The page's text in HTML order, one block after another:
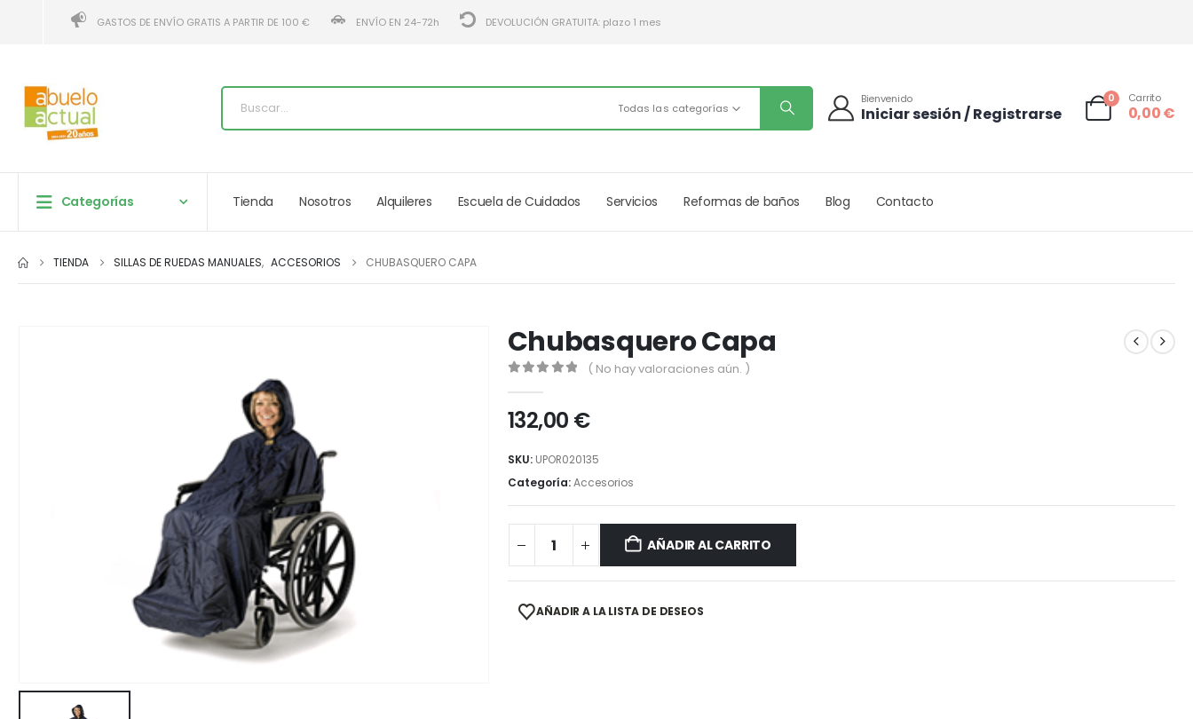
GASTOS DE ENVÍO GRATIS A PARTIR DE 100 € ENVÍO EN 24-72h DEVOLUCIÓN GRATUITA: plazo 1 mes
Todas las categorías
Bienvenido
Iniciar sesión / Registrarse
0 Carrito
0,00€
Categorías Tienda Nosotros Alquileres Escuela de Cuidados Servicios Reformas de baños Blog Contacto
TIENDA SILLAS DE RUEDAS MANUALES, ACCESORIOS CHUBASQUERO CAPA
Chubasquero Capa
( No hay valoraciones aún. )
132,00 €
SKU: UPOR020135
Categoría:Accesorios
AÑADIR AL CARRITO
AÑADIR A LA LISTA DE DESEOS